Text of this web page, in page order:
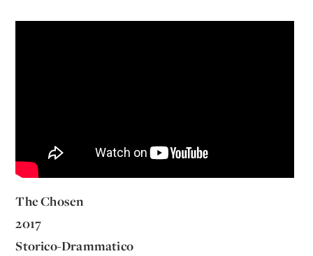
The Chosen
2017
Storico-Drammatico